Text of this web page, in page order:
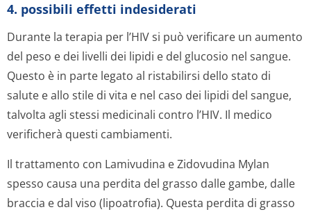
4. possibili effetti indesiderati
Durante la terapia per l’HIV si può verificare un aumento
del peso e dei livelli dei lipidi e del glucosio nel sangue.
Questo è in parte legato al ristabilirsi dello stato di
salute e allo stile di vita e nel caso dei lipidi del sangue,
talvolta agli stessi medicinali contro l’HIV. Il medico
verificherà questi cambiamenti.
Il trattamento con Lamivudina e Zidovudina Mylan
spesso causa una perdita del grasso dalle gambe, dalle
braccia e dal viso (lipoatrofia). Questa perdita di grasso